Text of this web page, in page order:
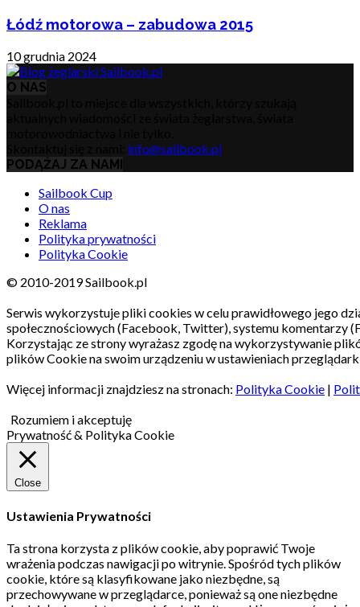
Łódź motorowa – zabudowa 2015
10 grudnia 2024
O NAS
info@sailbook.pl
PODĄŻAJ ZA NAMI
Sailbook Cup
O nas
Reklama
Polityka prywatności
Polityka Cookie
© 2010-2019 Sailbook.pl
Serwis wykorzystuje pliki cookies w celu prawidłowego jego
społecznościowych (Facebook, Twitter), systemu komentarzy
Korzystając ze strony wyrażasz zgodę na wykorzystywanie
plików Cookie na swoim urządzeniu w ustawieniach
Więcej informacji znajdziesz na stronach: Polityka Cookie |
Rozumiem i akceptuję
Prywatność & Polityka Cookie
Close
Ustawienia Prywatności
Ta strona korzysta z plików cookie, aby poprawić Twoje
wrażenia podczas nawigacji po witrynie.Spośród tych plików
cookie, które są klasyfikowane jako niezbędne, są
przechowywane w przeglądarce, ponieważ są one niezbędne